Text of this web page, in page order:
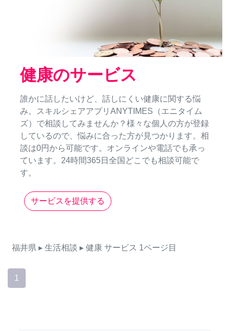
健康のサービス
誰かに話したいけど、話しにくい健康に関する悩
み。スキルシェアアプリANYTIMES（エニタイム
ズ）で相談してみませんか？様々な個人の方が登録
しているので、悩みに合った方が見つかります。相
談は0円から可能です。オンラインや電話でも承っ
ています。24時間365日全国どこでも相談可能で
す。
サービスを提供する
福井県 ▸ 生活相談 ▸ 健康 サービス 1ページ目
1